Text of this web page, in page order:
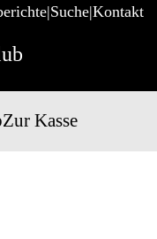
Suche Kontakt
Zur Kasse